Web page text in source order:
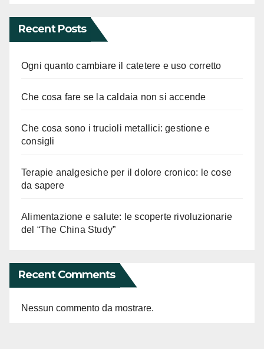
Recent Posts
Ogni quanto cambiare il catetere e uso corretto
Che cosa fare se la caldaia non si accende
Che cosa sono i trucioli metallici: gestione e
consigli
Terapie analgesiche per il dolore cronico: le cose
da sapere
Alimentazione e salute: le scoperte rivoluzionarie
del “The China Study”
Recent Comments
Nessun commento da mostrare.